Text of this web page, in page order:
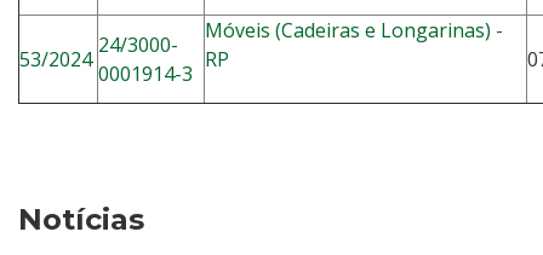
53/2024
24/3000-
0001914-3
Móveis (Cadeiras e Longarinas) -
RP
Notícias